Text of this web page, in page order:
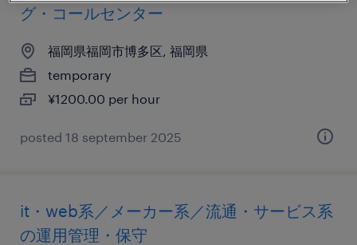
グ・コールセンター
福岡県福岡市博多区, 福岡県
temporary
¥1200.00 per hour
posted 18 september 2025
it・web系／メーカー系／流通・サービス系
の運用管理・保守